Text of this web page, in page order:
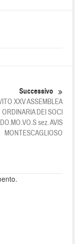
Successivo
XXV ASSEMBLEA
ORDINARIA DEI SOCI
DO.MO.VO.S sez. AVIS
MONTESCAGLIOSO